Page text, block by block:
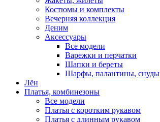
Костюмы и комплекты
Вечерняя коллекция
Деним
Аксессуары
Все модели
Варежки и перчатки
Шапки и береты
Шарфы, палантины, снуды
Лён
Платья, комбинезоны
Все модели
Платья с коротким рукавом
Платья с длинным рукавом